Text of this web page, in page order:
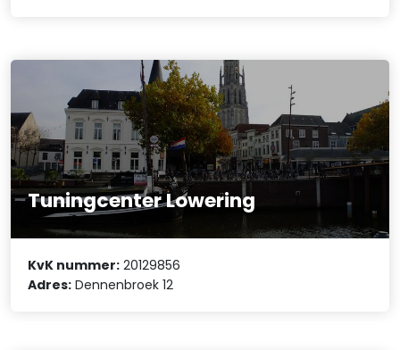
Tuningcenter Lowering
KvK nummer: 20129856
Adres: Dennenbroek 12